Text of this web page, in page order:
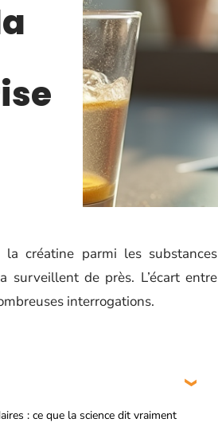
la créatine parmi les substances
surveillent de près. L’écart entre
interrogations.
: ce que la science dit vraiment